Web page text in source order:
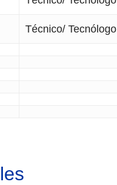
Técnico/ Tecnólogo